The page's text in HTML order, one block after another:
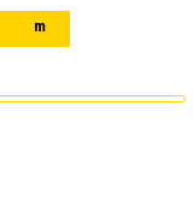
m